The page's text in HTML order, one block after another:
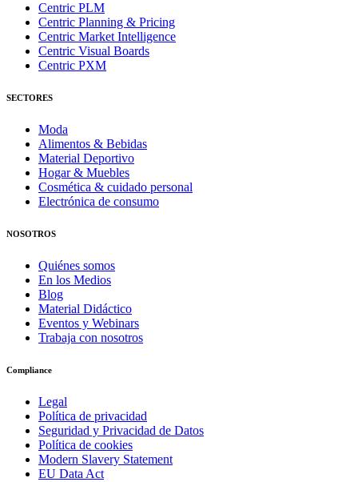
Centric PLM
Centric Planning & Pricing
Centric Market Intelligence
Centric Visual Boards
Centric PXM
SECTORES
Moda
Alimentos & Bebidas
Material Deportivo
Hogar & Muebles
Cosmética & cuidado personal
Electrónica de consumo
NOSOTROS
Quiénes somos
En los Medios
Blog
Material Didáctico
Eventos y Webinars
Trabaja con nosotros
Compliance
Legal
Política de privacidad
Seguridad y Privacidad de Datos
Política de cookies
Modern Slavery Statement
EU Data Act